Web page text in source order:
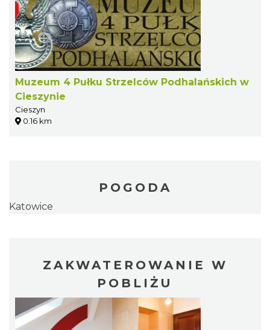
Muzeum 4 Pułku Strzelców Podhalańskich w
Cieszynie
Cieszyn
0.16 km
POGODA
Katowice
ZAKWATEROWANIE W
POBLIŻU